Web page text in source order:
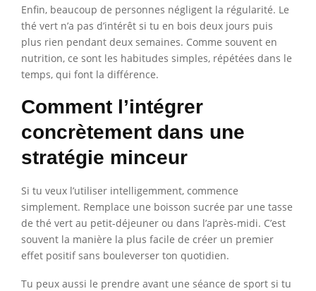
Enfin, beaucoup de personnes négligent la régularité. Le
thé vert n’a pas d’intérêt si tu en bois deux jours puis
plus rien pendant deux semaines. Comme souvent en
nutrition, ce sont les habitudes simples, répétées dans le
temps, qui font la différence.
Comment l’intégrer
concrètement dans une
stratégie minceur
Si tu veux l’utiliser intelligemment, commence
simplement. Remplace une boisson sucrée par une tasse
de thé vert au petit-déjeuner ou dans l’après-midi. C’est
souvent la manière la plus facile de créer un premier
effet positif sans bouleverser ton quotidien.
Tu peux aussi le prendre avant une séance de sport si tu